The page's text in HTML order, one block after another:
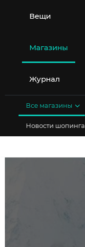
содержимому
Вещи
Магазины
Журнал
Все магазины
Новости шопинга